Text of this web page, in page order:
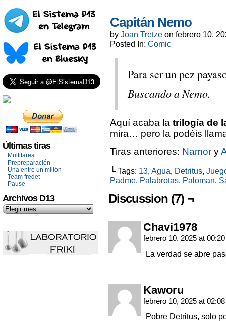
Últimas tiras
Multitarea
Prepreparación
Una entre un millón
Team fredet
Pause
Archivos D13
Capitán Nemo
by Joan Tretze on febrero 10,
Posted In: Comic
Para ser un pez
Buscando a Nemo.
Aquí acaba la trilogía de
mira… pero la podéis
Tiras anteriores: Namor y
└ Tags: 13, Agua, Detritus,
Padme, Palabrotas, Paloman,
Discussion (7) ¬
Chavi1978
febrero 10, 2025 at
La verdad se abre
Kaworu
febrero 10, 2025 at
Pobre Detritus, solo